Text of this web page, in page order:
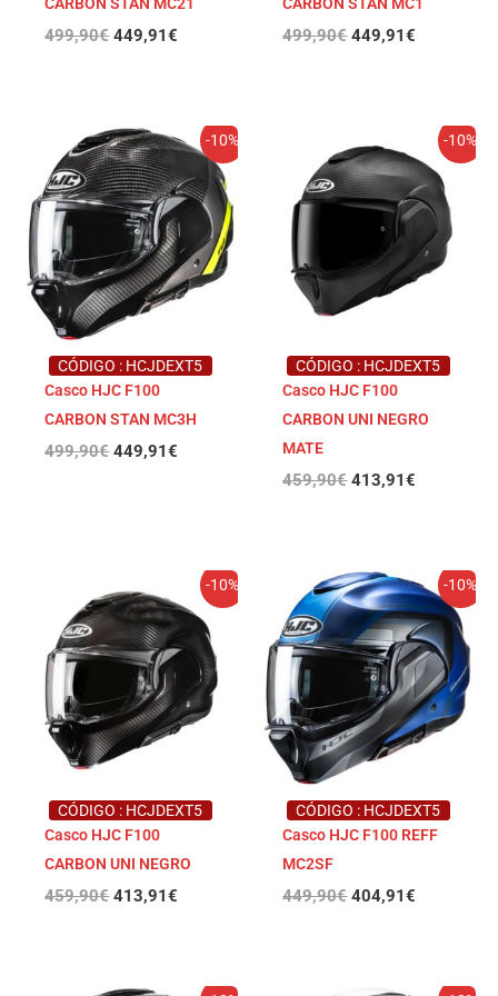
499,90€ 449,91€ 499,90€ 449,91€
-10%
CÓDIGO : HCJDEXT5
Casco HJC F100
CARBON STAN MC3H
499,90€
El
precio
original
era:
499,90€.
449,91€
El
precio
actual
es:
449,91€.
-10%
CÓDIGO : HCJDEXT5
Casco HJC F100
CARBON UNI NEGRO
MATE
459,90€
precio
original
era:
459,90€.
413,91€
precio
actual
es:
413,91€.
-10%
CÓDIGO : HCJDEXT5
Casco HJC F100
CARBON UNI NEGRO
459,90€
precio
original
era:
459,90€.
413,91€
precio
actual
es:
413,91€.
-10%
CÓDIGO : HCJDEXT5
Casco HJC F100 REFF
MC2SF
449,90€
El
precio
original
era:
449,90€.
404,91€
El
precio
actual
es:
404,91€.